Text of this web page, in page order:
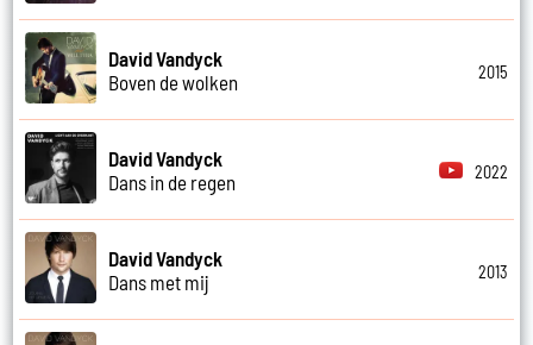
David Vandyck
Boven de wolken
2015
David Vandyck
Dans in de regen
2022
David Vandyck
Dans met mij
2013